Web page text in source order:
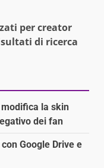
per creator
di ricerca
modifica la skin
dei fan
Google Drive e